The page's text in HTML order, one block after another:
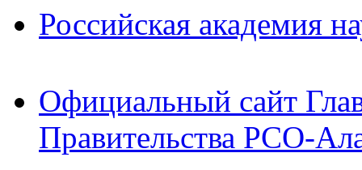
Российская академия
Официальный сайт
Правительства РСО-